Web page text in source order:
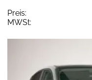
Preis:
MWSt: